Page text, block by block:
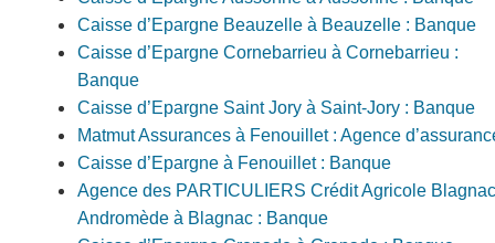
Caisse d’Epargne Beauzelle à Beauzelle : Banque
Caisse d’Epargne Cornebarrieu à Cornebarrieu :
Banque
Caisse d’Epargne Saint Jory à Saint-Jory : Banque
Matmut Assurances à Fenouillet : Agence
Caisse d’Epargne à Fenouillet : Banque
Agence des PARTICULIERS Crédit Agricole Blagnac
Andromède à Blagnac : Banque